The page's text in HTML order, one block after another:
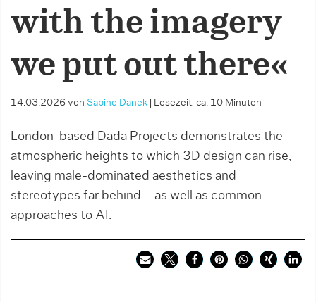
with the imagery
we put out there«
14.03.2026 von Sabine Danek Lesezeit: ca. 10 Minuten
London-based Dada Projects demonstrates the
atmospheric heights to which 3D design can rise,
leaving male-dominated aesthetics and
stereotypes far behind – as well as common
approaches to AI.